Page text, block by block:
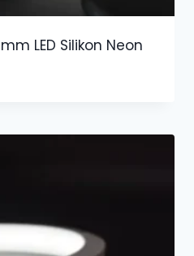
LED Silikon Neon